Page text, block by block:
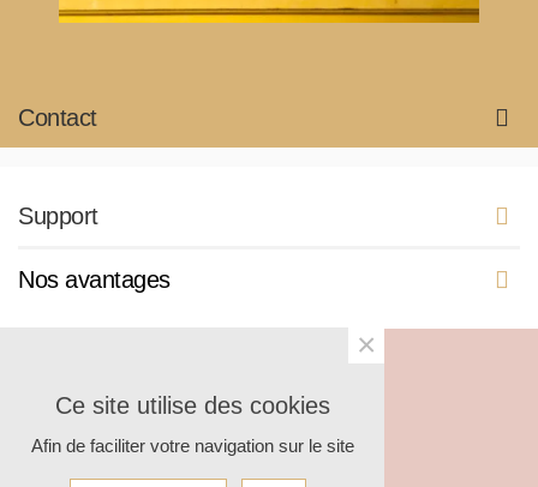
Contact
Support
Nos avantages
© 2025 Shantilight
Ce site utilise des cookies
Afin de faciliter votre navigation sur le site
×